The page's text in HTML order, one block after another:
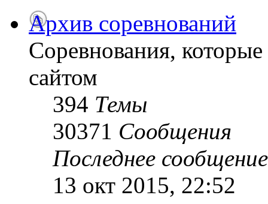
Архив соревнований
Соревнования,
сайтом
394 Темы
30371 Сообщения
Последнее сообщение
13 окт 2015, 22:52